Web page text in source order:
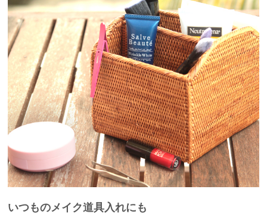
いつものメイク道具入れにも